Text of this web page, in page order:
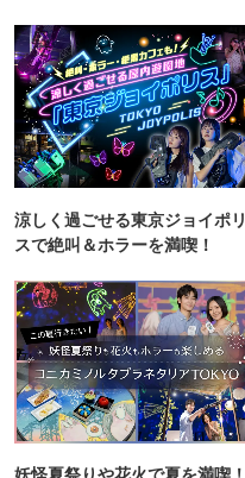
涼しく過ごせる東京ジョイポリ
スで絶叫＆ホラーを満喫！